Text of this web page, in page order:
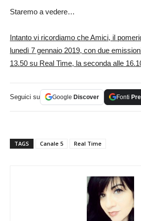
Staremo a vedere…
Intanto vi ricordiamo che Amici, il
lunedì 7 gennaio 2019, con due
13.50 su Real Time, la seconda alle
Seguici su Google Discover Fonti
TAGS Canale 5 Real Time